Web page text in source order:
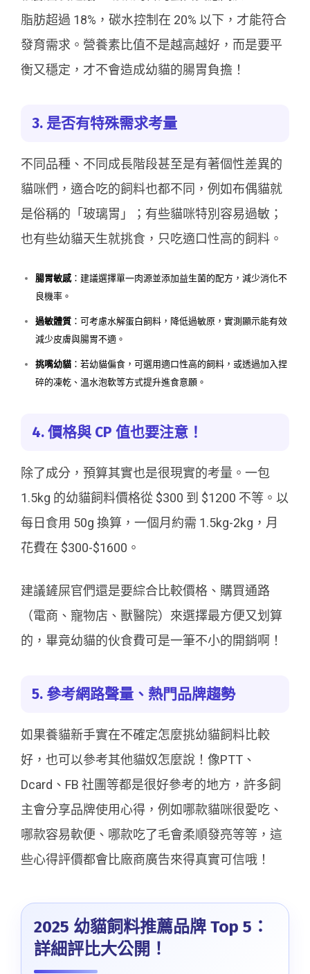
脂肪超過 18%，碳水控制在 20% 以下，才能符合
發育需求。營養素比值不是越高越好，而是要平
衡又穩定，才不會造成幼貓的腸胃負擔！
3. 是否有特殊需求考量
不同品種、不同成長階段甚至是有著個性差異的
貓咪們，適合吃的飼料也都不同，例如布偶貓就
是俗稱的「玻璃胃」；有些貓咪特別容易過敏；
也有些幼貓天生就挑食，只吃適口性高的飼料。
腸胃敏感：建議選擇單一肉源並添加益生菌的配方，減少消化不
良機率。
過敏體質 ：可考慮水解蛋白飼料，降低過敏原，實測顯示能有效
減少皮膚與腸胃不適。
挑嘴幼貓 ：若幼貓偏食，可選用適口性高的飼料，或透過加入捏
碎的凍乾、溫水泡軟等方式提升進食意願。
4. 價格與 CP 值也要注意！
除了成分，預算其實也是很現實的考量。一包
1.5kg 的幼貓飼料價格從 $300 到 $1200 不等。以
每日食用 50g 換算，一個月約需 1.5kg-2kg，月
花費在 $300-$1600。
建議鏟屎官們還是要綜合比較價格、購買通路
（電商、寵物店、獸醫院）來選擇最方便又划算
的，畢竟幼貓的伙食費可是一筆不小的開銷啊！
5. 參考網路聲量、熱門品牌趨勢
如果養貓新手實在不確定怎麼挑幼貓飼料比較
好，也可以參考其他貓奴怎麼說！像PTT、
Dcard、FB 社團等都是很好參考的地方，許多飼
主會分享品牌使用心得，例如哪款貓咪很愛吃、
哪款容易軟便、哪款吃了毛會柔順發亮等等，這
些心得評價都會比廠商廣告來得真實可信哦！
2025 幼貓飼料推薦品牌 Top 5：
詳細評比大公開！